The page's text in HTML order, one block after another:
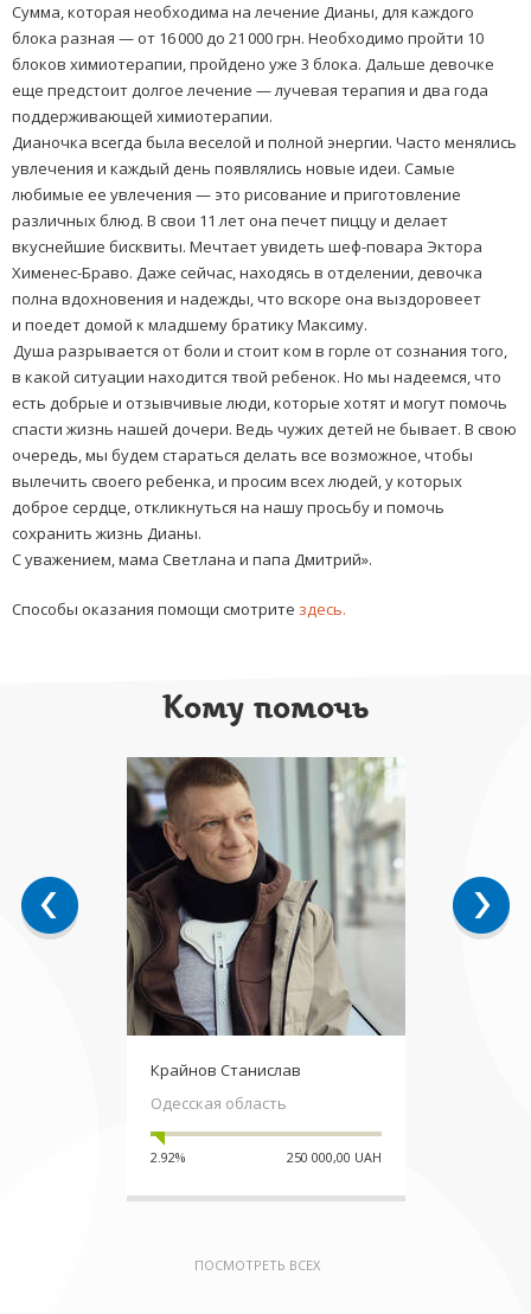
Сумма, которая необходима на лечение Дианы, для каждого
блока разная — от 16 000 до 21 000 грн. Необходимо пройти 10
блоков химиотерапии, пройдено уже 3 блока. Дальше девочке
еще предстоит долгое лечение — лучевая терапия и два года
поддерживающей химиотерапии.
Дианочка всегда была веселой и полной энергии. Часто менялись
увлечения и каждый день появлялись новые идеи. Самые
любимые ее увлечения — это рисование и приготовление
различных блюд. В свои 11 лет она печет пиццу и делает
вкуснейшие бисквиты. Мечтает увидеть шеф-повара Эктора
Хименес-Браво. Даже сейчас, находясь в отделении, девочка
полна вдохновения и надежды, что вскоре она выздоровеет
и поедет домой к младшему братику Максиму.
«Душа разрывается от боли и стоит ком в горле от сознания того,
в какой ситуации находится твой ребенок. Но мы надеемся, что
есть добрые и отзывчивые люди, которые хотят и могут помочь
спасти жизнь нашей дочери. Ведь чужих детей не бывает. В свою
очередь, мы будем стараться делать все возможное, чтобы
вылечить своего ребенка, и просим всех людей, у которых
доброе сердце, откликнуться на нашу просьбу и помочь
сохранить жизнь Дианы.
С уважением, мама Светлана и папа Дмитрий».
Способы оказания помощи смотрите здесь.
Кому помочь
ПОСМОТРЕТЬ ВСЕХ
Крайнов Станислав
Одесская область
2.92% 250 000,00 UAH